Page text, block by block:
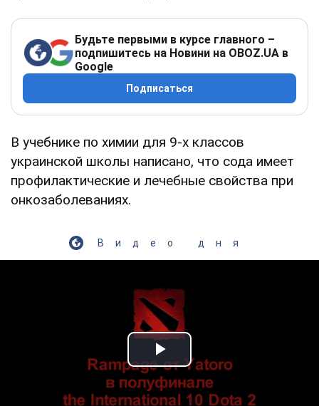
Будьте первыми в курсе главного –
подпишитесь на Новини на OBOZ.UA в
Google
Подписаться
В учебнике по химии для 9-х классов
украинской школы написано, что сода имеет
профилактические и лечебные свойства при
онкозаболеваниях.
Видео дня
Play Video